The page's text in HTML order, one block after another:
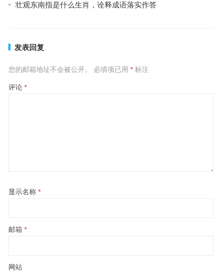
壮观东南指是什么生肖，诠释成语落实作答
发表回复
您的邮箱地址不会被公开。 必填项已用 *标注
评论 *
显示名称 *
邮箱 *
网站